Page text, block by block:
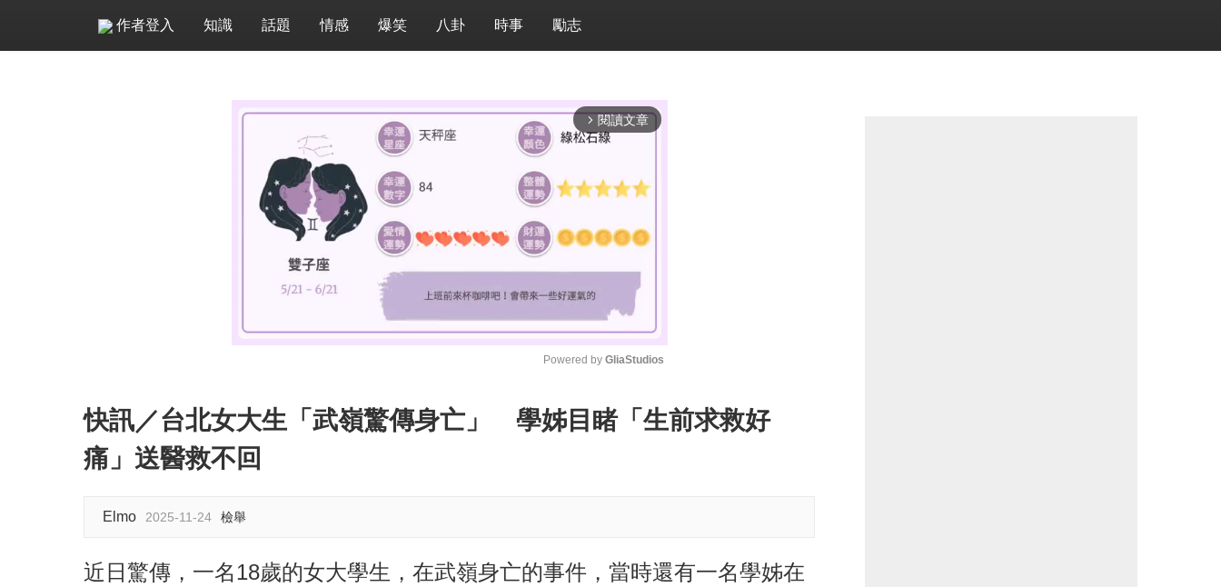
作者登入 知識 話題 情感 爆笑 八卦 時事 勵志
arrow_forward_ios 閱讀文章
M
Powered by GliaStudios
快訊／台北女大生「武嶺驚傳身亡」 學姊目睹「生前求救好
痛」送醫救不回
Elmo 2025-11-24 檢舉
近日驚傳，一名18歲的女大學生，在武嶺身亡的事件，當時還有一名學姊在